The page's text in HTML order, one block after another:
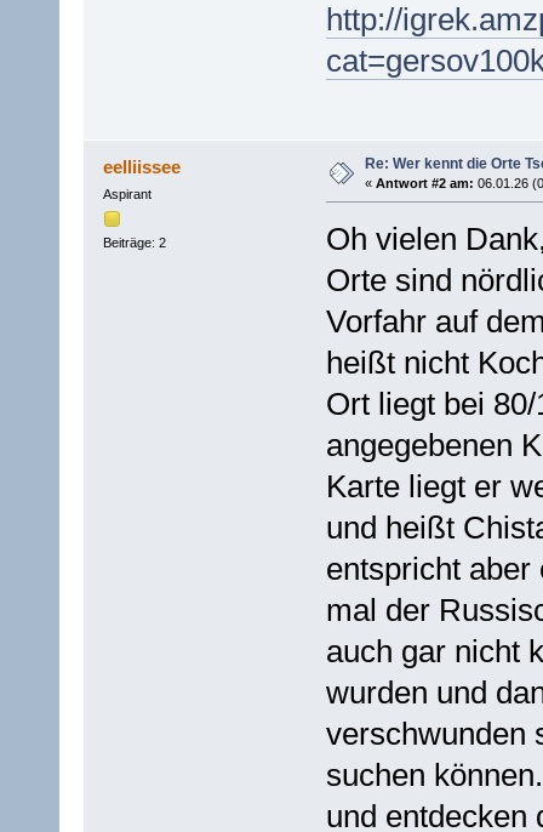
http://
eelliissee
Aspirant
Beiträge: 2
Re: Wer kennt die Orte
« Antwort #2 am: 06.01.26
Oh vielen
Orte sind
Vorfahr auf
heißt nicht
Ort liegt bei
angegebenen
Karte liegt er
und heißt
entspricht
mal der
auch gar nicht
wurden und
verschwunden
suchen
und entdecken